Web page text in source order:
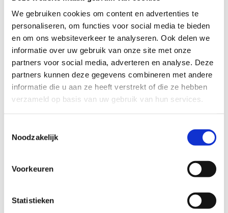
We gebruiken cookies om content en advertenties te
personaliseren, om functies voor social media te bieden
en om ons websiteverkeer te analyseren. Ook delen we
informatie over uw gebruik van onze site met onze
partners voor social media, adverteren en analyse. Deze
partners kunnen deze gegevens combineren met andere
informatie die u aan ze heeft verstrekt of die ze hebben
verzameld op basis van uw gebruik van hun services.
Noodzakelijk
Voorkeuren
Statistieken
Gezinsschaatsen